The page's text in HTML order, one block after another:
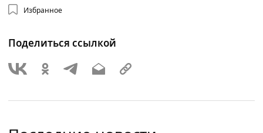
Избранное
Поделиться ссылкой